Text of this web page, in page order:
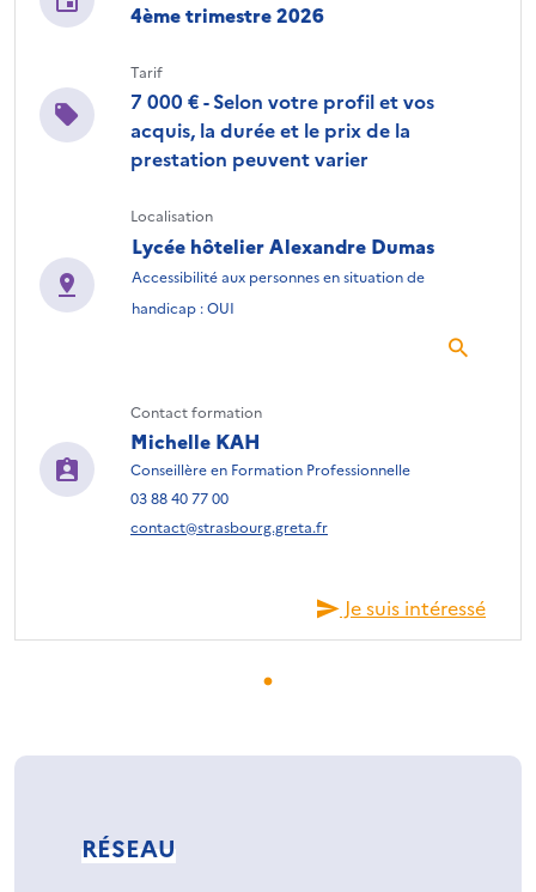
4ème trimestre 2026
Tarif
7 000 € - Selon votre profil et vos
acquis, la durée et le prix de la
prestation peuvent varier
Localisation
Lycée hôtelier Alexandre Dumas
Accessibilité aux personnes en situation de
handicap : OUI
Contact formation
Michelle KAH
Conseillère en Formation Professionnelle
03 88 40 77 00
contact@strasbourg.greta.fr
Je suis intéressé
RÉSEAU